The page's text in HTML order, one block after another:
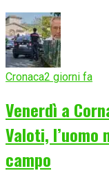
Cronaca2 giorni fa
Venerdì a
Valoti, l’uomo
campo